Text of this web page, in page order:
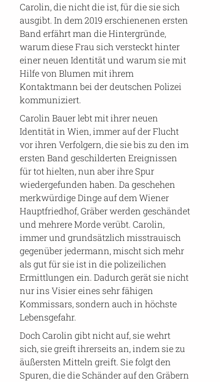
Carolin, die nicht die ist, für die sie sich
ausgibt. In dem 2019 erschienenen ersten
Band erfährt man die Hintergründe,
warum diese Frau sich versteckt hinter
einer neuen Identität und warum sie mit
Hilfe von Blumen mit ihrem
Kontaktmann bei der deutschen Polizei
kommuniziert.
Carolin Bauer lebt mit ihrer neuen
Identität in Wien, immer auf der Flucht
vor ihren Verfolgern, die sie bis zu den im
ersten Band geschilderten Ereignissen
für tot hielten, nun aber ihre Spur
wiedergefunden haben. Da geschehen
merkwürdige Dinge auf dem Wiener
Hauptfriedhof, Gräber werden geschändet
und mehrere Morde verübt. Carolin,
immer und grundsätzlich misstrauisch
gegenüber jedermann, mischt sich mehr
als gut für sie ist in die polizeilichen
Ermittlungen ein. Dadurch gerät sie nicht
nur ins Visier eines sehr fähigen
Kommissars, sondern auch in höchste
Lebensgefahr.
Doch Carolin gibt nicht auf, sie wehrt
sich, sie greift ihrerseits an, indem sie zu
äußersten Mitteln greift. Sie folgt den
Spuren, die die Schänder auf den Gräbern